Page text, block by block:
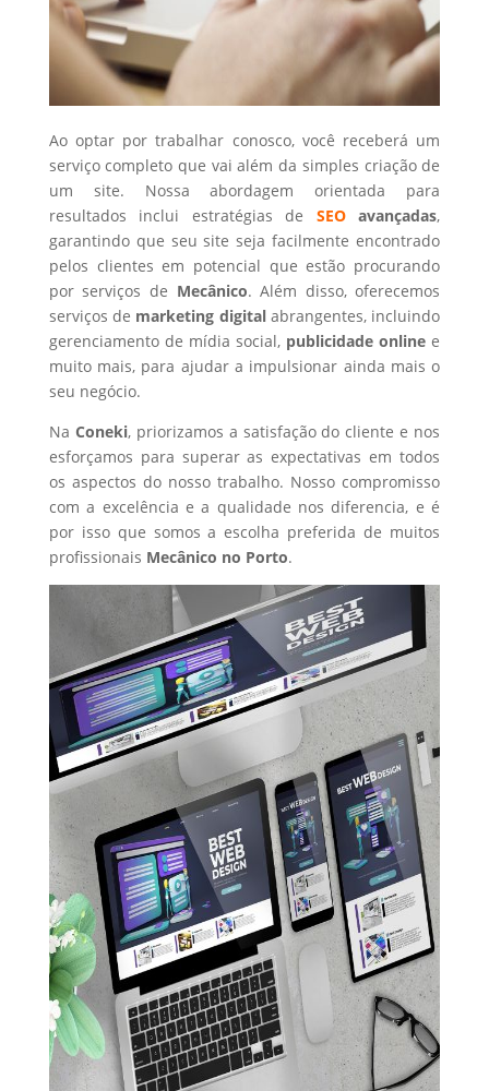
Ao optar por trabalhar conosco, você receberá um
serviço completo que vai além da simples criação de
um site. Nossa abordagem orientada para
resultados inclui estratégias de SEOavançadas,
garantindo que seu site seja facilmente encontrado
pelos clientes em potencial que estão procurando
por serviços de Mecânico. Além disso, oferecemos
serviços de marketing digital abrangentes, incluindo
gerenciamento de mídia social, publicidade online e
muito mais, para ajudar a impulsionar ainda mais o
seu negócio.
Na Coneki, priorizamos a satisfação do cliente e nos
esforçamos para superar as expectativas em todos
os aspectos do nosso trabalho. Nosso compromisso
com a excelência e a qualidade nos diferencia, e é
por isso que somos a escolha preferida de muitos
profissionais Mecânico no Porto.